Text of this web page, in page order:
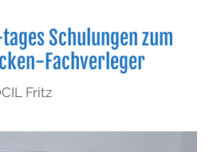
Schulungen zum
Fachverleger
Fritz